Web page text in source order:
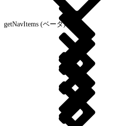
getNavItems (ベータ)